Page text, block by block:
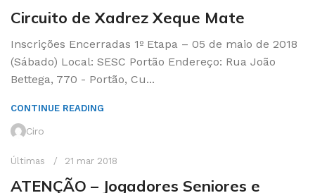
Circuito de Xadrez Xeque Mate
Inscrições Encerradas 1º Etapa – 05 de maio de 2018
(Sábado) Local: SESC Portão Endereço: Rua João
Bettega, 770 - Portão, Cu...
CONTINUE READING
Ciro
Últimas 21 mar 2018
ATENÇÃO – Jogadores Seniores e